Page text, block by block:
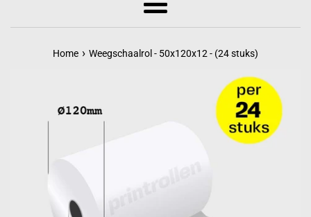
Menu
Home › Weegschaalrol - 50x120x12 - (24 stuks)